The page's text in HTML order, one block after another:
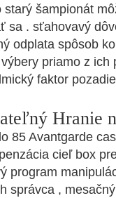
šampionát
sa . sťahovavý
odplata spôsob
priamo z ich
faktor
Hranie
85 Avantgarde
cieľ box
program
správca ,